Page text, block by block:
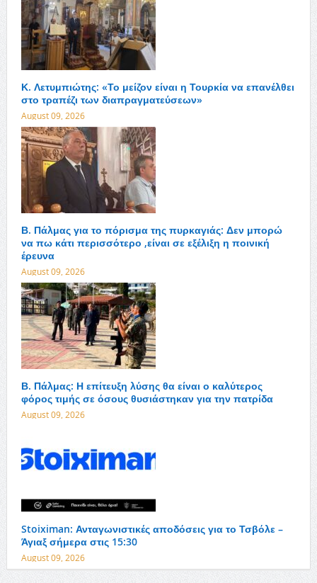
Κ. Λετυμπιώτης: «Το μείζον είναι η Τουρκία να επανέλθει
στο τραπέζι των διαπραγματεύσεων»
August 09, 2026
Β. Πάλμας για το πόρισμα της πυρκαγιάς: Δεν μπορώ
να πω κάτι περισσότερο ,είναι σε εξέλιξη η ποινική
έρευνα
August 09, 2026
Β. Πάλμας: Η επίτευξη λύσης θα είναι ο καλύτερος
φόρος τιμής σε όσους θυσιάστηκαν για την πατρίδα
August 09, 2026
Stoiximan: Ανταγωνιστικές αποδόσεις για το Τσβόλε –
Άγιαξ σήμερα στις 15:30
August 09, 2026